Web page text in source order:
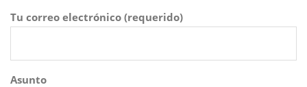
Tu correo electrónico (requerido)
Asunto